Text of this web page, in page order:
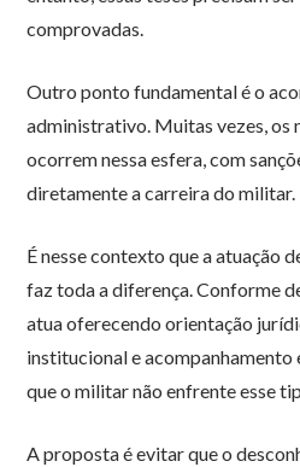
comprovadas.
Outro ponto fundamental é o
administrativo. Muitas vezes, os
ocorrem nessa esfera, com
diretamente a carreira do militar.
É nesse contexto que a atuação
faz toda a diferença. Conforme
atua oferecendo orientação
institucional e
que o militar não enfrente esse
A proposta é evitar que o